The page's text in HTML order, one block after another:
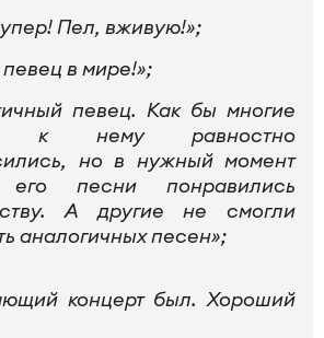
Пел, вживую!»;
в мире!»;
певец. Как бы многие
к нему равностно
но в нужный момент
песни понравились
А другие не смогли
аналогичных песен»;
концерт был. Хороший